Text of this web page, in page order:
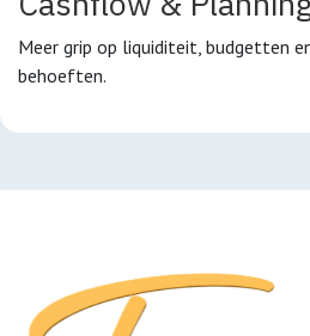
Meer grip op liquiditeit, budgetten
behoeften.